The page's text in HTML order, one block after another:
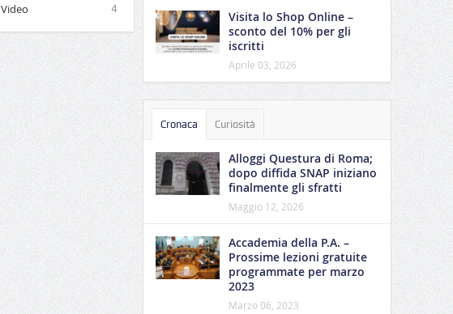
Video 4
Visita lo Shop Online –
sconto del 10% per gli
iscritti
Aprile 03, 2026
Cronaca Curiosità
Alloggi Questura di Roma;
dopo diffida SNAP iniziano
finalmente gli sfratti
Maggio 12, 2026
Accademia della P.A. –
Prossime lezioni gratuite
programmate per marzo
2023
Marzo 06, 2023